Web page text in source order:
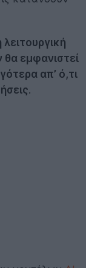
λειτουργική
θα εμφανιστεί
απ’ ό,τι
.